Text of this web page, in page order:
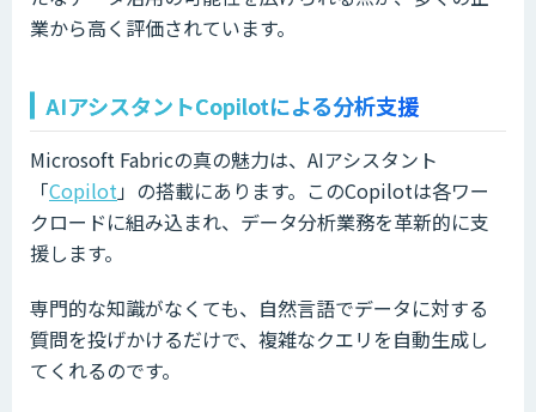
業から高く評価されています。
AIアシスタントCopilotによる分析支援
Microsoft Fabricの真の魅力は、AIアシスタント
「Copilot」の搭載にあります。このCopilotは各ワー
クロードに組み込まれ、データ分析業務を革新的に支
援します。
専門的な知識がなくても、自然言語でデータに対する
質問を投げかけるだけで、複雑なクエリを自動生成し
てくれるのです。